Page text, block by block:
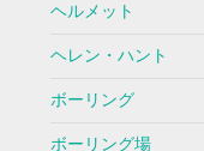
ヘルメット
ヘレン・ハント
ボーリング
ボーリング場